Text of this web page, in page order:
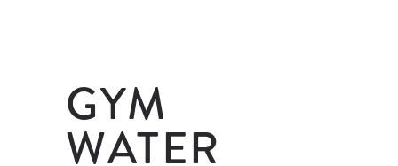
GYM
WATER